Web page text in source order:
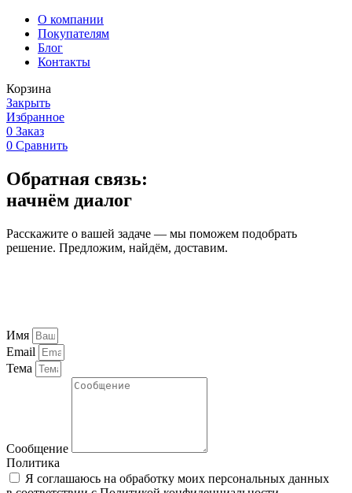
О компании
Покупателям
Блог
Контакты
Корзина
Закрыть
Избранное
0 Заказ
0 Сравнить
Обратная связь:
начнём диалог
Расскажите о вашей задаче — мы поможем подобрать
решение. Предложим, найдём, доставим.
Имя
Email
Тема
Сообщение
Политика
Я соглашаюсь на обработку моих персональных данных